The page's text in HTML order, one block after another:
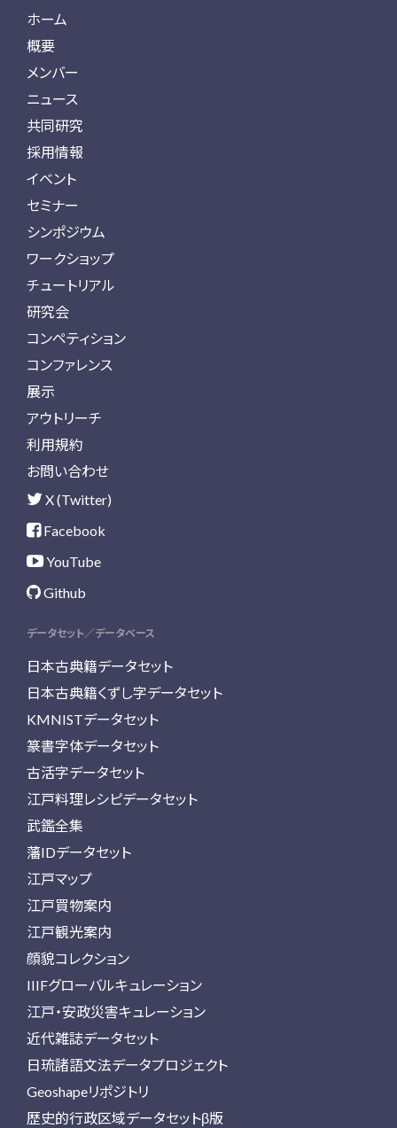
ホーム
概要
メンバー
ニュース
共同研究
採用情報
イベント
セミナー
シンポジウム
ワークショップ
チュートリアル
研究会
コンペティション
コンファレンス
展示
アウトリーチ
利用規約
お問い合わせ
X (Twitter)
Facebook
YouTube
Github
データセット／データベース
日本古典籍データセット
日本古典籍くずし字データセット
KMNISTデータセット
篆書字体データセット
古活字データセット
江戸料理レシピデータセット
武鑑全集
藩IDデータセット
江戸マップ
江戸買物案内
江戸観光案内
顔貌コレクション
IIIFグローバルキュレーション
江戸・安政災害キュレーション
近代雑誌データセット
日琉諸語文法データプロジェクト
Geoshapeリポジトリ
歴史的行政区域データセットβ版